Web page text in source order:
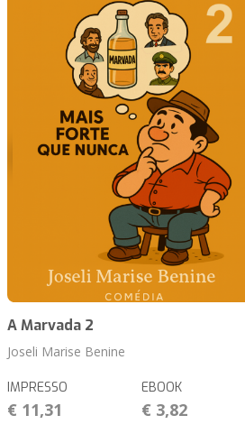
A Marvada 2
Joseli Marise Benine
IMPRESSO
€ 11,31
EBOOK
€ 3,82